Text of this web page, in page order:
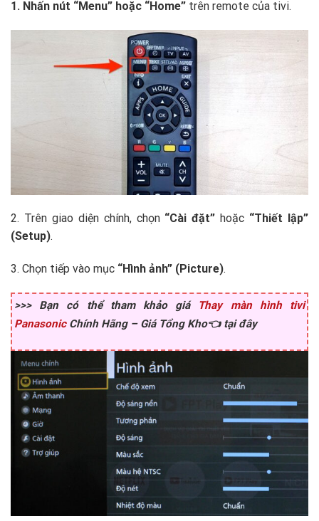
1. Nhấn nút “Menu” hoặc “Home” trên remote của tivi.
2. Trên giao diện chính, chọn “Cài đặt” hoặc “Thiết lập”
(Setup).
3. Chọn tiếp vào mục “Hình ảnh” (Picture).
>>> Bạn có thể tham khảo giá Thay màn hình tivi
PanasonicChính Hãng – Giá Tổng Kho👈 tại đây